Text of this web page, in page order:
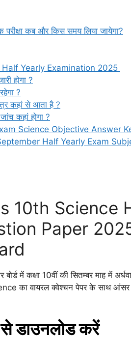
परीक्षा कब और किस समय लिया जायेगा?
Yearly Examination 2025
होगा ?
?
कहां से आता है ?
जांच कहां होगा ?
Science Objective Answer
Half Yearly Exam
10th Science
Paper
में कक्षा 10वीं की सितम्बर माह में
का वायरल क्वेश्चन पेपर के साथ
से डाउनलोड करें